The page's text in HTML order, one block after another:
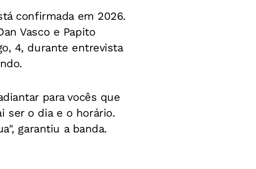
confirmada em 2026.
Vasco e Papito
4, durante entrevista
para vocês que
ser o dia e o horário.
garantiu a banda.